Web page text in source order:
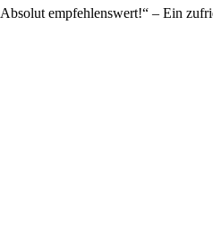
empfehlenswert!“ – Ein